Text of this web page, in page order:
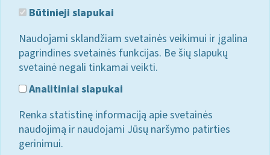
Būtinieji slapukai
Naudojami sklandžiam svetainės veikimui ir įgalina
pagrindines svetainės funkcijas. Be šių slapukų
svetainė negali tinkamai veikti.
Analitiniai slapukai
Renka statistinę informaciją apie svetainės
naudojimą ir naudojami Jūsų naršymo patirties
gerinimui.